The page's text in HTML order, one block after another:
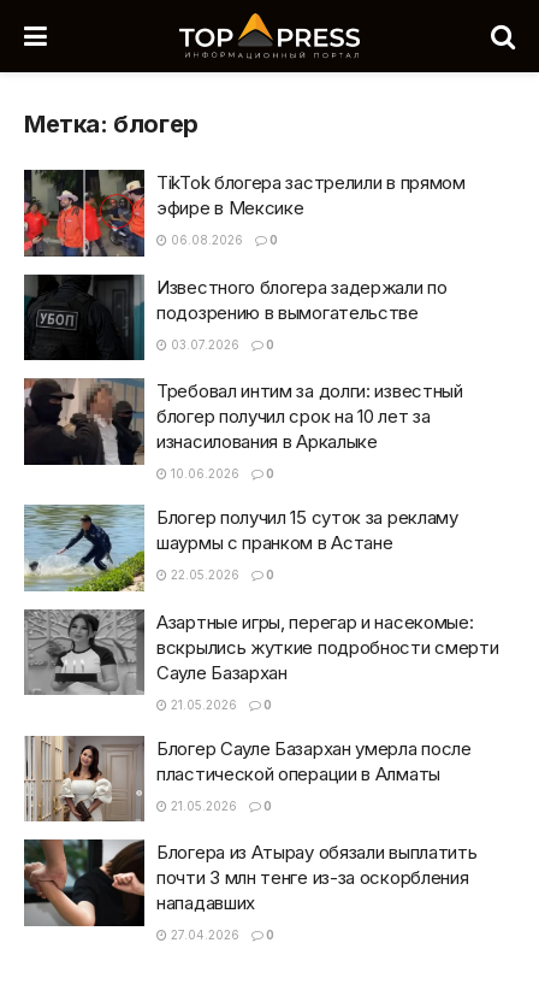
Метка: блогер
TikTok блогера застрелили в прямом
эфире в Мексике
06.08.2026 0
Известного блогера задержали по
подозрению в вымогательстве
03.07.2026 0
Требовал интим за долги: известный
блогер получил срок на 10 лет за
изнасилования в Аркалыке
10.06.2026 0
Блогер получил 15 суток за рекламу
шаурмы с пранком в Астане
22.05.2026 0
Азартные игры, перегар и насекомые:
вскрылись жуткие подробности смерти
Сауле Базархан
21.05.2026 0
Блогер Сауле Базархан умерла после
пластической операции в Алматы
21.05.2026 0
Блогера из Атырау обязали выплатить
почти 3 млн тенге из-за оскорбления
нападавших
27.04.2026 0